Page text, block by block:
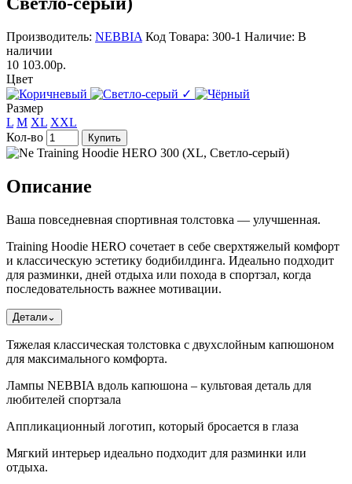
Производитель: NEBBIA Код Товара: 300-1 Наличие: В
наличии
10 103.00р.
Цвет
✓
Размер
L M XL XXL
Кол-во
Купить
Описание
Ваша повседневная спортивная толстовка — улучшенная.
Training Hoodie HERO сочетает в себе сверхтяжелый комфорт
и классическую эстетику бодибилдинга. Идеально подходит
для разминки, дней отдыха или похода в спортзал, когда
последовательность важнее мотивации.
Детали⌄
Тяжелая классическая толстовка с двухслойным капюшоном
для максимального комфорта.
Лампы NEBBIA вдоль капюшона – культовая деталь для
любителей спортзала
Аппликационный логотип, который бросается в глаза
Мягкий интерьер идеально подходит для разминки или
отдыха.